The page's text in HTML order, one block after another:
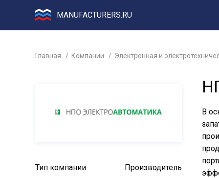
MANUFACTURERS.RU
Главная Компании Электронная и
Тип компании Производитель
В